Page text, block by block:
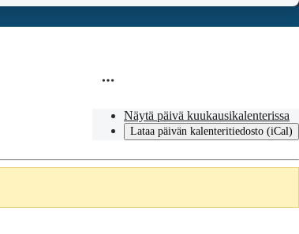
Näytä päivä kuukausikalenterissa
Lataa päivän kalenteritiedosto (iCal)